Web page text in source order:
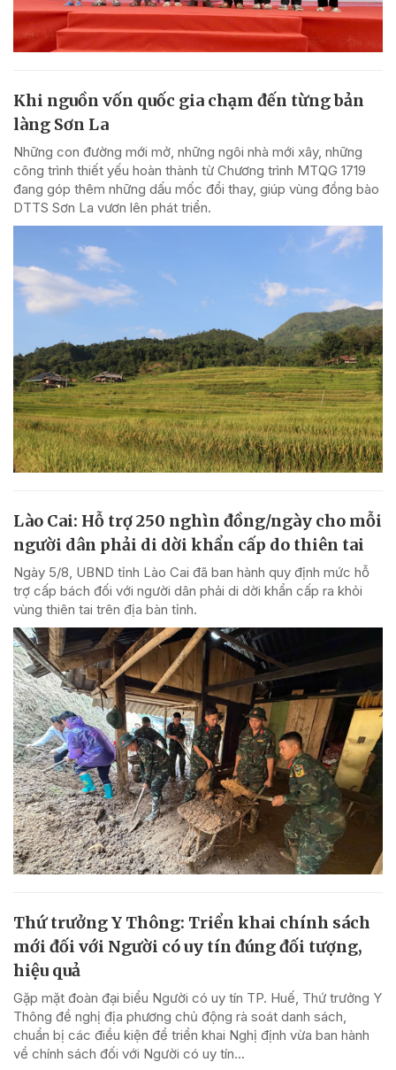
Khi nguồn vốn quốc gia chạm đến từng bản
làng Sơn La
Những con đường mới mở, những ngôi nhà mới xây, những
công trình thiết yếu hoàn thành từ Chương trình MTQG 1719
đang góp thêm những dấu mốc đổi thay, giúp vùng đồng bào
DTTS Sơn La vươn lên phát triển.
Lào Cai: Hỗ trợ 250 nghìn đồng/ngày cho mỗi
người dân phải di dời khẩn cấp do thiên tai
Ngày 5/8, UBND tỉnh Lào Cai đã ban hành quy định mức hỗ
trợ cấp bách đối với người dân phải di dời khẩn cấp ra khỏi
vùng thiên tai trên địa bàn tỉnh.
Thứ trưởng Y Thông: Triển khai chính sách
mới đối với Người có uy tín đúng đối tượng,
hiệu quả
Gặp mặt đoàn đại biểu Người có uy tín TP. Huế, Thứ trưởng Y
Thông đề nghị địa phương chủ động rà soát danh sách,
chuẩn bị các điều kiện để triển khai Nghị định vừa ban hành
về chính sách đối với Người có uy tín...